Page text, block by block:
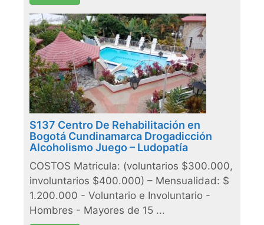
S137 Centro De Rehabilitación en
Bogotá Cundinamarca Drogadicción
Alcoholismo Juego – Ludopatía
COSTOS Matricula: (voluntarios $300.000,
involuntarios $400.000) – Mensualidad: $
1.200.000 - Voluntario e Involuntario -
Hombres - Mayores de 15 ...